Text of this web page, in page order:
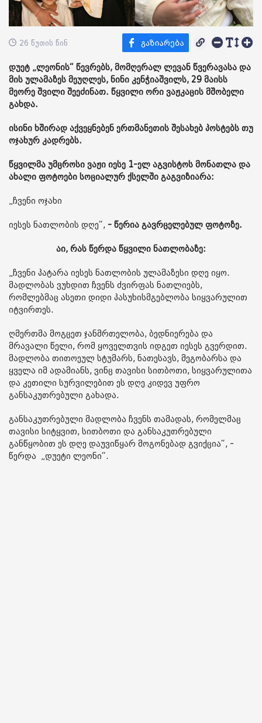
26 წუთის წინ
დუეტ „ლეონის“ წევრებს, მომღერალ ლევან წვერავასა და
მის ულამაზეს მეუღლეს, ნინი კენჭიაშვილს, 29 მაისს
მეორე შვილი შეეძინათ. წყვილი ორი ვაჟკაცის მშობელი
გახდა.
ისინი ხშირად აქვეყნებენ ერთმანეთის შესახებ პოსტებს თუ
ოჯახურ კადრებს.
წყვილმა უმცროსი ვაჟი იესე 1-ელ აგვისტოს მონათლა და
ახალი ფოტოები სოციალურ ქსელში გაგვიზიარა:
„ჩვენი ოჯახი
იესეს ნათლობის დღე“, - წერია გავრცელებულ ფოტოზე.
აი, რას წერდა წყვილი ნათლობაზე:
„ჩვენი პატარა იესეს ნათლობის ულამაზესი დღე იყო.
მადლობას ვუხდით ჩვენს ძვირფას ნათლიებს,
რომლებმაც ასეთი დიდი პასუხისმგებლობა სიყვარულით
იტვირთეს.
ღმერთმა მოგცეთ ჯანმრთელობა, ბედნიერება და
მრავალი წელი, რომ ყოველთვის იდგეთ იესეს გვერდით.
მადლობა თითოეულ სტუმარს, ნათესავს, მეგობარსა და
ყველა იმ ადამიანს, ვინც თავისი სითბოთი, სიყვარულითა
და კეთილი სურვილებით ეს დღე კიდევ უფრო
განსაკუთრებული გახადა.
განსაკუთრებული მადლობა ჩვენს თამადას, რომელმაც
თავისი სიტყვით, სითბოთი და განსაკუთრებული
განწყობით ეს დღე დაუვიწყარ მოგონებად გვიქცია“, -
წერდა „დუეტი ლეონი“.